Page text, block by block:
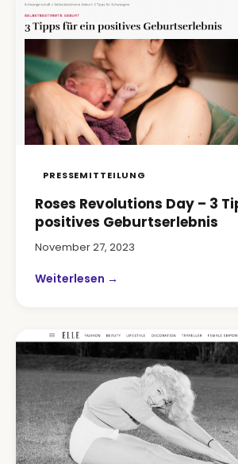
PRESSEMITTEILUNG
Roses Revolutions Day – 3
positives Geburtserlebnis
November 27, 2023
Weiterlesen →